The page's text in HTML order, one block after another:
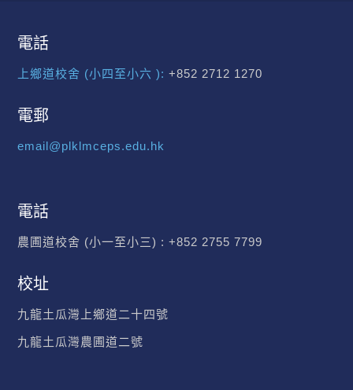
電話
上鄉道校舍 (小四至小六 ): +852 2712 1270
電郵
email@plklmceps.edu.hk
電話
農圃道校舍 (小一至小三) : +852 2755 7799
校址
九龍土瓜灣上鄉道二十四號
九龍土瓜灣農圃道二號